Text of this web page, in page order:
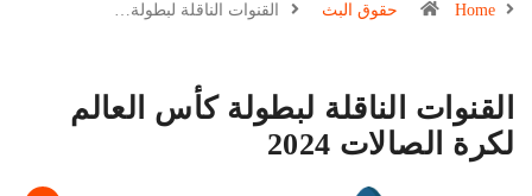
Home حقوق البث القنوات الناقلة لبطولة…
القنوات الناقلة لبطولة كأس العالم
لكرة الصالات 2024